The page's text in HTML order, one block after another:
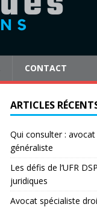
CONTACT
ARTICLES
Qui consulter :
généraliste
Les défis de l’UFR
juridiques
Avocat spécialiste